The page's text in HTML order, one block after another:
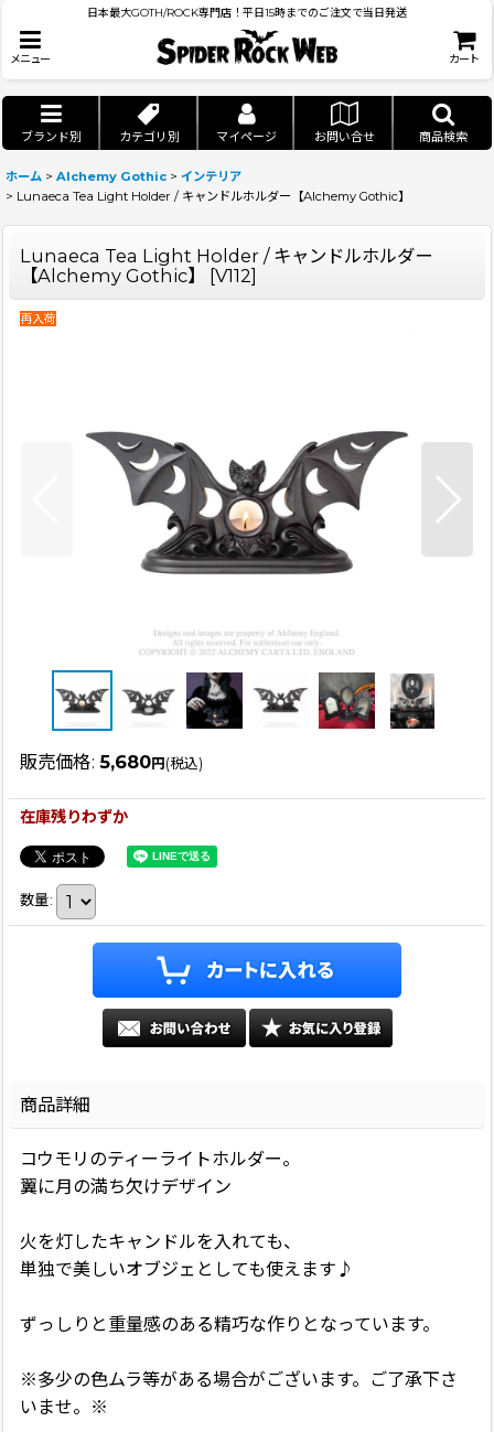
日本最大GOTH/ROCK専門店！平日15時までのご注文で当日発送
メニュー カート
ブランド別 カテゴリ別 マイページ お問い合せ 商品検索
ホーム > Alchemy Gothic > インテリア
> Lunaeca Tea Light Holder / キャンドルホルダー【Alchemy Gothic】
Lunaeca Tea Light Holder / キャンドルホルダー
【Alchemy Gothic】
[V112]
販売価格: 5,680円 (税込)
在庫残りわずか
数量:
商品詳細
コウモリのティーライトホルダー。
翼に月の満ち欠けデザイン
火を灯したキャンドルを入れても、
単独で美しいオブジェとしても使えます♪
ずっしりと重量感のある精巧な作りとなっています。
※多少の色ムラ等がある場合がございます。ご了承下さ
いませ。※